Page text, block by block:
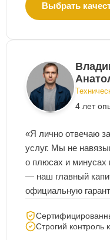
Выбрать
4 лет
«Я лично отвечаю
услуг. Мы не
о плюсах и
— наш главный
официальную
Строгий контроль